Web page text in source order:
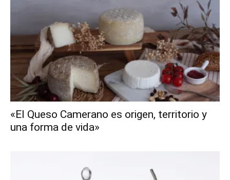
«El Queso Camerano es origen, territorio y
una forma de vida»